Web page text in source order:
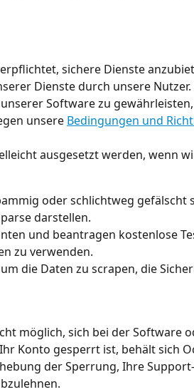
sichere Dienste
Dienste durch unsere
Software zu
unsere Bedingungen und
ausgesetzt werden, wenn
oder schlichtweg gefälscht
darstellen.
und beantragen kostenlose
zu verwenden.
die Daten zu scrapen, die
möglich, sich bei der Software
Konto gesperrt ist, behält sich
der Sperrung, Ihre